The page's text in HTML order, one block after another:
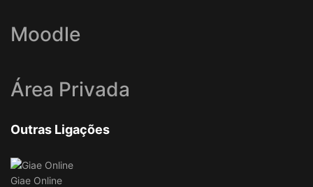
Moodle
Área Privada
Outras Ligações
Giae Online